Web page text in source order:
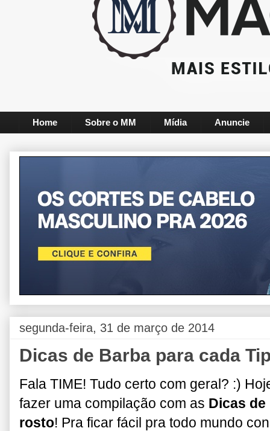
Home Sobre o MM Mídia Anuncie
segunda-feira, 31 de março de 2014
Dicas de Barba para cada
Fala TIME! Tudo certo com geral? :)
fazer uma compilação com as Dicas
rosto! Pra ficar fácil pra todo mundo